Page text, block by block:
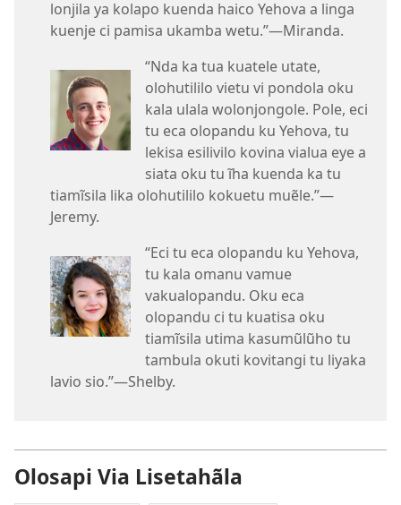
lonjila ya kolapo kuenda haico Yehova a linga
kuenje ci pamisa ukamba wetu.”—Miranda.
“Nda ka tua kuatele utate,
olohutililo vietu vi pondola oku
kala ulala wolonjongole. Pole, eci
tu eca olopandu ku Yehova, tu
lekisa esilivilo kovina vialua eye a
siata oku tu ĩha kuenda ka tu
tiamĩsila lika olohutililo kokuetu muẽle.”—
Jeremy.
“Eci tu eca olopandu ku Yehova,
tu kala omanu vamue
vakualopandu. Oku eca
olopandu ci tu kuatisa oku
tiamĩsila utima kasumũlũho tu
tambula okuti kovitangi tu liyaka
lavio sio.”—Shelby.
Olosapi Via Lisetahãla